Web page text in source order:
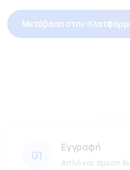
Μετάβαση στην
01
Εγγραφή
Απλή και άμεση